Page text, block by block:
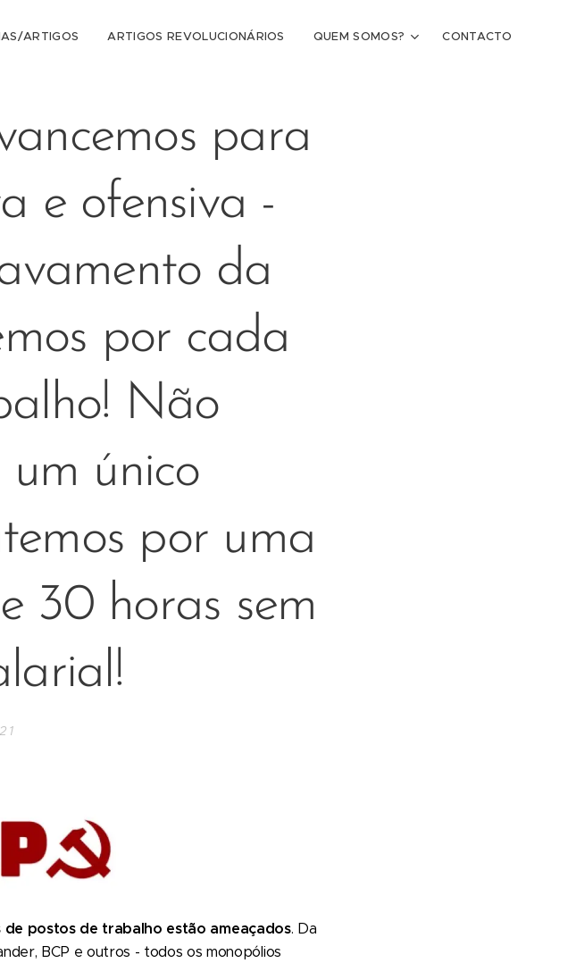
ARTIGOS ARTIGOS REVOLUCIONÁRIOS QUEM SOMOS? CONTACTO
para
e ofensiva -
da
por cada
Não
um único
por uma
30 horas sem
de postos de trabalho estão ameaçados. Da
BCP e outros - todos os monopólios